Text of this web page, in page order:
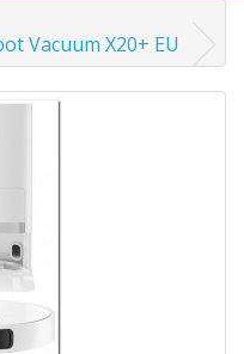
Vacuum X20+ EU